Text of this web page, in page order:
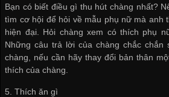
Bạn có biết điều gì thu hút chàng nhất?
tìm cơ hội để hỏi về mẫu phụ nữ mà anh
hiện đại. Hỏi chàng xem có thích phụ
Những câu trả lời của chàng chắc chắn
chàng, nếu cần hãy thay đổi bản thân
thích của chàng.
5. Thích ăn gì